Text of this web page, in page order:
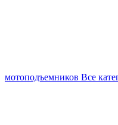
мотоподъемников Все